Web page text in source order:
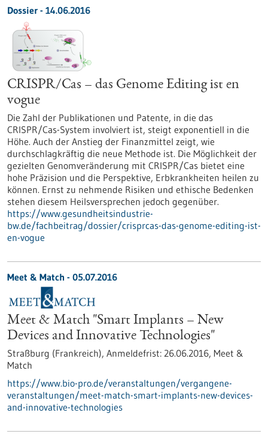
Dossier - 14.06.2016
CRISPR/Cas – das Genome Editing ist en
vogue
Die Zahl der Publikationen und Patente, in die das
CRISPR/Cas-System involviert ist, steigt exponentiell in die
Höhe. Auch der Anstieg der Finanzmittel zeigt, wie
durchschlagkräftig die neue Methode ist. Die Möglichkeit der
gezielten Genomveränderung mit CRISPR/Cas bietet eine
hohe Präzision und die Perspektive, Erbkrankheiten heilen zu
können. Ernst zu nehmende Risiken und ethische Bedenken
stehen diesem Heilsversprechen jedoch gegenüber.
https://www.gesundheitsindustrie-
bw.de/fachbeitrag/dossier/crisprcas-das-genome-editing-ist-
en-vogue
Meet & Match - 05.07.2016
Meet & Match "Smart Implants – New
Devices and Innovative Technologies"
Straßburg (Frankreich), Anmeldefrist: 26.06.2016, Meet &
Match
https://www.bio-pro.de/veranstaltungen/vergangene-
veranstaltungen/meet-match-smart-implants-new-devices-
and-innovative-technologies